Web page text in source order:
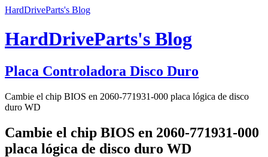
HardDriveParts's Blog
HardDriveParts's Blog
Placa Controladora Disco Duro
Cambie el chip BIOS en 2060-771931-000 placa lógica de disco
duro WD
Cambie el chip BIOS en 2060-771931-000
placa lógica de disco duro WD